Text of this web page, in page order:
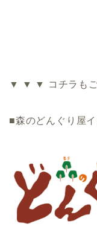
▼ ▼ ▼ コチラも
■森のどんぐり屋